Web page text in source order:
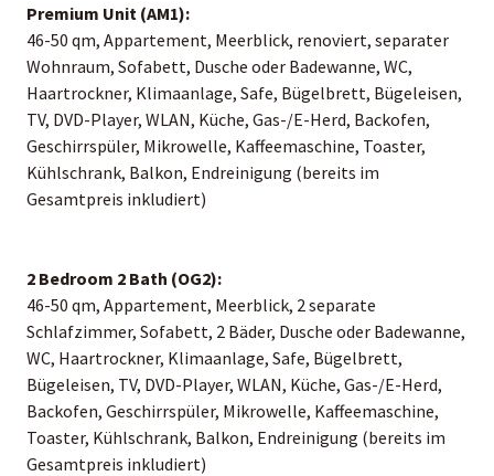
Premium Unit (AM1):
46-50 qm, Appartement, Meerblick, renoviert, separater
Wohnraum, Sofabett, Dusche oder Badewanne, WC,
Haartrockner, Klimaanlage, Safe, Bügelbrett, Bügeleisen,
TV, DVD-Player, WLAN, Küche, Gas-/E-Herd, Backofen,
Geschirrspüler, Mikrowelle, Kaffeemaschine, Toaster,
Kühlschrank, Balkon, Endreinigung (bereits im
Gesamtpreis inkludiert)
2 Bedroom 2 Bath (OG2):
46-50 qm, Appartement, Meerblick, 2 separate
Schlafzimmer, Sofabett, 2 Bäder, Dusche oder Badewanne,
WC, Haartrockner, Klimaanlage, Safe, Bügelbrett,
Bügeleisen, TV, DVD-Player, WLAN, Küche, Gas-/E-Herd,
Backofen, Geschirrspüler, Mikrowelle, Kaffeemaschine,
Toaster, Kühlschrank, Balkon, Endreinigung (bereits im
Gesamtpreis inkludiert)